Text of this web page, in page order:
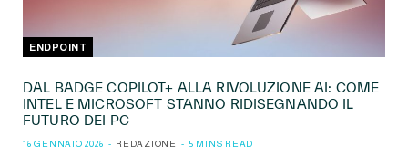
ENDPOINT
DAL BADGE COPILOT+ ALLA RIVOLUZIONE AI: COME
INTEL E MICROSOFT STANNO RIDISEGNANDO IL
FUTURO DEI PC
16 GENNAIO 2026 REDAZIONE 5 MINS READ